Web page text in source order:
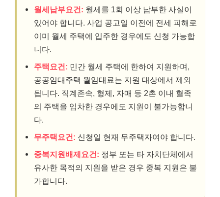
월세납부요건: 월세를 1회 이상 납부한 사실이
있어야 합니다. 사업 공고일 이전에 전세 피해로
이미 월세 주택에 입주한 경우에도 신청 가능합
니다.
주택요건: 민간 월세 주택에 한하여 지원하며,
공공임대주택 월임대료는 지원 대상에서 제외
됩니다. 직계존속, 형제, 자매 등 2촌 이내 혈족
의 주택을 임차한 경우에도 지원이 불가능합니
다.
무주택요건: 신청일 현재 무주택자여야 합니다.
중복지원배제요건: 정부 또는 타 자치단체에서
유사한 목적의 지원을 받은 경우 중복 지원은 불
가합니다.